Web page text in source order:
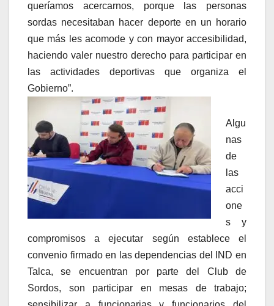
queríamos acercarnos, porque las personas
sordas necesitaban hacer deporte en un horario
que más les acomode y con mayor accesibilidad,
haciendo valer nuestro derecho para participar en
las actividades deportivas que organiza el
Gobierno”.
Algu
nas
de
las
acci
one
s y
compromisos a ejecutar según establece el
convenio firmado en las dependencias del IND en
Talca, se encuentran por parte del Club de
Sordos, son participar en mesas de trabajo;